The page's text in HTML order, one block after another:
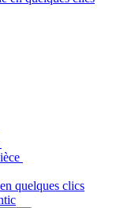
quelques clics